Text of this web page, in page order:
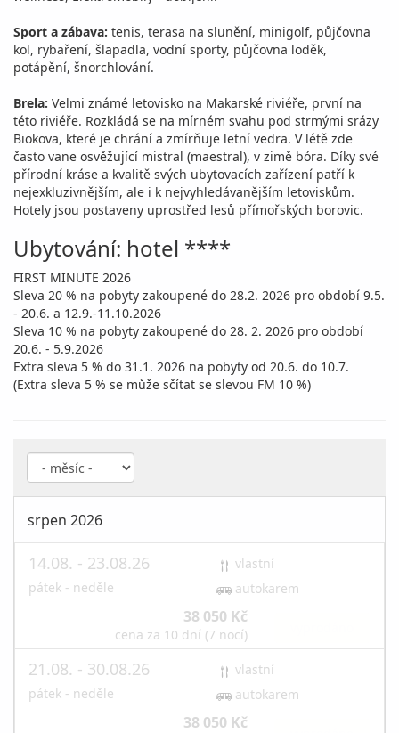
Sport a zábava: tenis, terasa na slunění, minigolf, půjčovna
kol, rybaření, šlapadla, vodní sporty, půjčovna loděk,
potápění, šnorchlování.
Brela: Velmi známé letovisko na Makarské riviéře, první na
této riviéře. Rozkládá se na mírném svahu pod strmými srázy
Biokova, které je chrání a zmírňuje letní vedra. V létě zde
často vane osvěžující mistral (maestral), v zimě bóra. Díky své
přírodní kráse a kvalitě svých ubytovacích zařízení patří k
nejexkluzivnějším, ale i k nejvyhledávanějším letoviskům.
Hotely jsou postaveny uprostřed lesů přímořských borovic.
Ubytování: hotel ****
FIRST MINUTE 2026
Sleva 20 % na pobyty zakoupené do 28.2. 2026 pro období 9.5.
- 20.6. a 12.9.-11.10.2026
Sleva 10 % na pobyty zakoupené do 28. 2. 2026 pro období
20.6. - 5.9.2026
Extra sleva 5 % do 31.1. 2026 na pobyty od 20.6. do 10.7.
(Extra sleva 5 % se může sčítat se slevou FM 10 %)
srpen 2026
14.08. - 23.08.26
pátek - neděle
vlastní
autokarem
38 050 Kč
cena za 10 dní (7 nocí)
21.08. - 30.08.26
pátek - neděle
vlastní
autokarem
38 050 Kč